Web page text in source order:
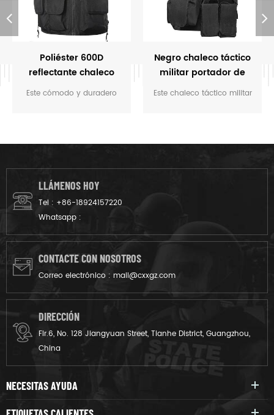
Poliéster 600D
reflectante chaleco
táctico de la policía
Este cómodo y duradero
Negro chaleco táctico
militar portador de
placa
Este chaleco táctico militar
de crossfit.
LLÁMENOS HOY
Tel : +86-18924157220
Whatsapp :
CONTACTE CON NOSOTROS
Correo electrónico : mail@cxxgz.com
DIRECCIÓN
Flr.6, No. 128 Jiangyuan Street, Tianhe District, Guangzhou,
China
NECESITAS AYUDA